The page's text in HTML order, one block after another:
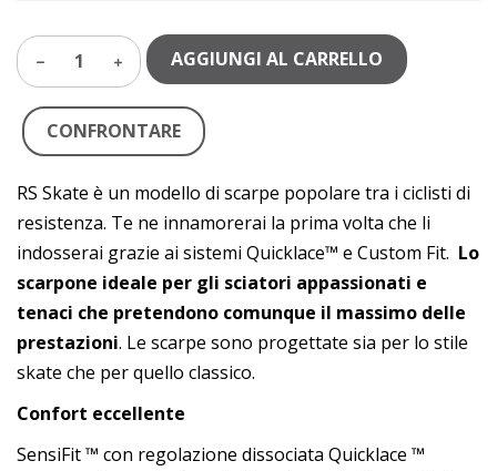
1 AGGIUNGI AL CARRELLO
CONFRONTARE
RS Skate è un modello di scarpe popolare tra i ciclisti di
resistenza. Te ne innamorerai la prima volta che li
indosserai grazie ai sistemi Quicklace™ e Custom Fit. Lo
scarpone ideale per gli sciatori appassionati e
tenaci che pretendono comunque il massimo delle
prestazioni. Le scarpe sono progettate sia per lo stile
skate che per quello classico.
Confort eccellente
SensiFit ™ con regolazione dissociata Quicklace ™